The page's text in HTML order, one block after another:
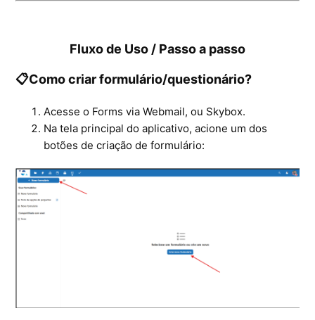
Fluxo de Uso / Passo a passo
📋Como criar formulário/questionário?
Acesse o Forms via Webmail, ou Skybox.
Na tela principal do aplicativo, acione um dos
botões de criação de formulário: